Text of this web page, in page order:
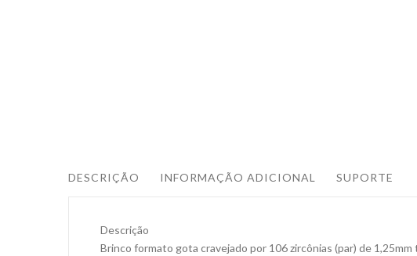
DESCRIÇÃO INFORMAÇÃO ADICIONAL SUPORTE
Descrição
Brinco formato gota cravejado por 106 zircônias (par) de